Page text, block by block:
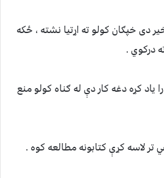
دی خپګان کولو ته اړتیا نشته ، ځکه
درکوي .
یاد کړه دغه کار دې له ګناه کولو منع